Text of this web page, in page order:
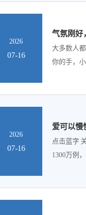
2026
07-16
气氛刚好
大多数人
你的手，
2026
07-16
爱可以慢
点击蓝字
1300万例